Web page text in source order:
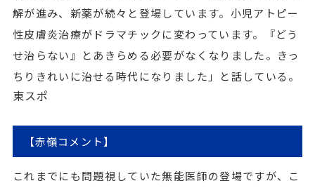
解が進み、新薬が続々と登場しています。小児アトピー
性皮膚炎治療がドラマチックに変わっています。『どう
せ治らない』とあきらめる必要がなくなりました。きっ
ちりきれいに治せる時代になりました」と話している。
東スポ
【赤嶺コメント】
これまでにも問題視していた無能医師の登場ですが、こ